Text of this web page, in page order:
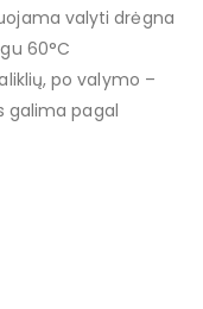
valyti drėgna
60°C
po valymo –
galima pagal